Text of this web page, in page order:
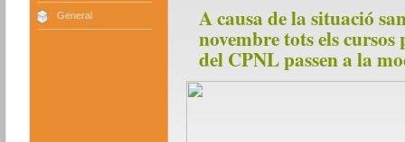
General
A causa de la situació
novembre tots els cursos
del CPNL passen a la